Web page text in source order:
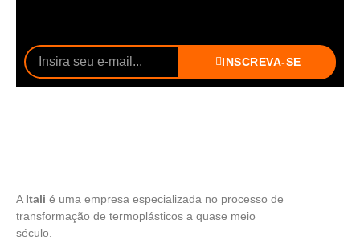
INSCREVA-SE
A Itali é uma empresa especializada no processo de
transformação de termoplásticos a quase meio
século.